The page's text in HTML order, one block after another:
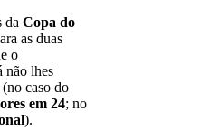
da Copa do
as duas
o
não lhes
caso do
em 24; no
).